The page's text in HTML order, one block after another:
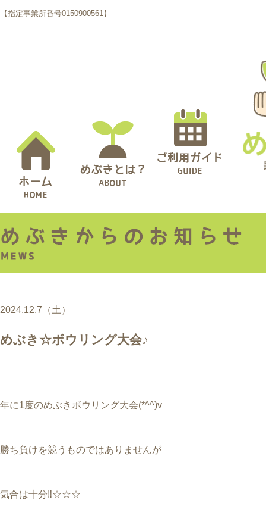
【指定事業所番号0150900561】
2024.12.7（土）
めぶき☆ボウリング大会♪
年に1度のめぶきボウリング大会(*^^)v
勝ち負けを競うものではありませんが
気合は十分‼☆☆☆